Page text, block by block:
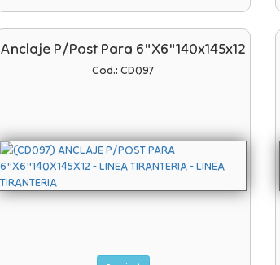
Anclaje P/post Para 6"x6"140x145x12
Cod.: CD097